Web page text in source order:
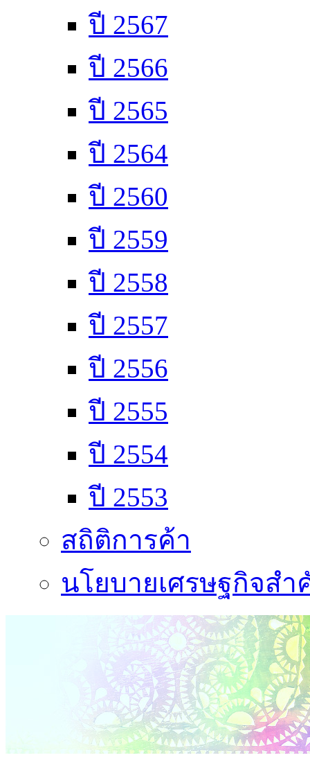
ปี 2567
ปี 2566
ปี 2565
ปี 2564
ปี 2560
ปี 2559
ปี 2558
ปี 2557
ปี 2556
ปี 2555
ปี 2554
ปี 2553
สถิติการค้า
นโยบายเศรษฐกิจส